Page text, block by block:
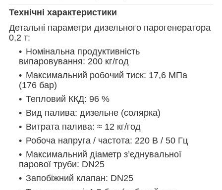
Технічні характеристики
Детальні параметри дизельного парогенератора
0,2 т:
Номінальна продуктивність
випаровування: 200 кг/год
Максимальний робочий тиск: 17,6 МПа
(176 бар)
Тепловий ККД: 96 %
Вид палива: дизельне (солярка)
Витрата палива: ≈ 12 кг/год
Робоча напруга / частота: 220 В / 50 Гц
Максимальний діаметр з’єднувальної
парової труби: DN25
Запобіжний клапан: DN25